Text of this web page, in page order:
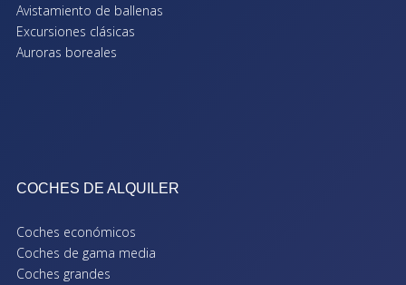
Avistamiento de ballenas
Excursiones clásicas
Auroras boreales
COCHES DE ALQUILER
Coches económicos
Coches de gama media
Coches grandes